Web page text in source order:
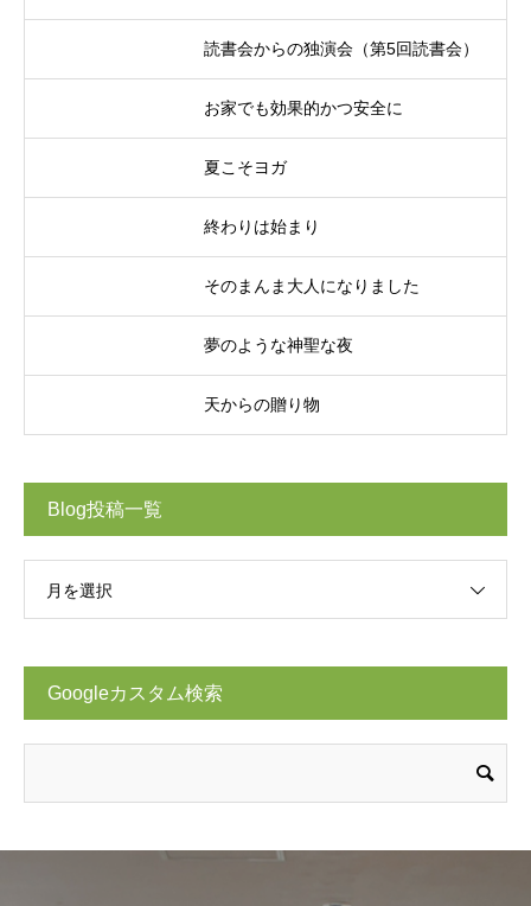
読書会からの独演会（第5回読書会）
お家でも効果的かつ安全に
夏こそヨガ
終わりは始まり
そのまんま大人になりました
夢のような神聖な夜
天からの贈り物
Blog投稿一覧
月を選択
Googleカスタム検索